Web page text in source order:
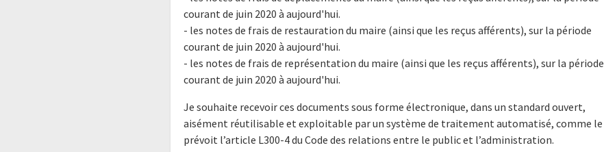
courant de juin 2020 à aujourd'hui.
- les notes de frais de restauration du maire (ainsi que les reçus afférents), sur la période
courant de juin 2020 à aujourd'hui.
- les notes de frais de représentation du maire (ainsi que les reçus afférents), sur la période
courant de juin 2020 à aujourd'hui.
Je souhaite recevoir ces documents sous forme électronique, dans un standard ouvert,
aisément réutilisable et exploitable par un système de traitement automatisé, comme le
prévoit l’article L300-4 du Code des relations entre le public et l’administration.